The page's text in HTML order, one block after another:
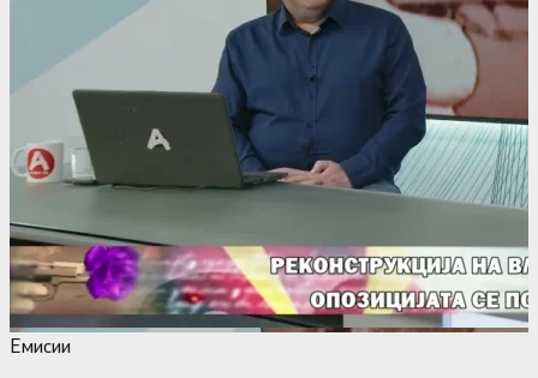
Емисии